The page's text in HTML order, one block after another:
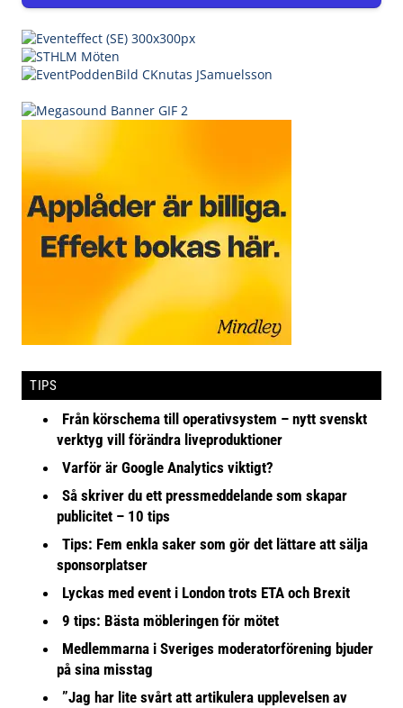
TIPS
Från körschema till operativsystem – nytt svenskt
verktyg vill förändra liveproduktioner
Varför är Google Analytics viktigt?
Så skriver du ett pressmeddelande som skapar
publicitet – 10 tips
Tips: Fem enkla saker som gör det lättare att sälja
sponsorplatser
Lyckas med event i London trots ETA och Brexit
9 tips: Bästa möbleringen för mötet
Medlemmarna i Sveriges moderatorförening bjuder
på sina misstag
”Jag har lite svårt att artikulera upplevelsen av